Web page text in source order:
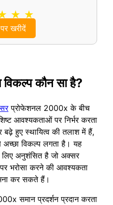
★ ★
खरीदें
कौन सा है?
प्रोफेशनल 2000x के बीच
आवश्यकताओं पर निर्भर करता
हुए स्थायित्व की तलाश में हैं,
विकल्प लगता है। यह
लिए अनुशंसित है जो अक्सर
भरोसा करने की आवश्यकता
कर सकते हैं।
समान प्रदर्शन प्रदान करता